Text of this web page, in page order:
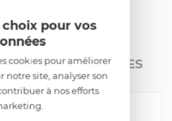
RECOMMANDE
COMPLÉMENTAIRES
pour vos
cookies pour améliorer
notre site, analyser son
à nos efforts